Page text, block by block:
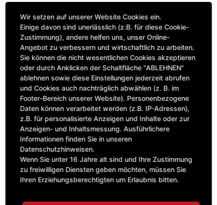
Verfügbar auf Anfrage (Swineshead)
WEITERE DEPOTS
Maschine auswählen, um Kompatibilität zu sehen
MASCHINE AUSWÄHLEN
CLICK & COLLECT
Bestellungen bei Deinem bevorzugten Standort abholen
STELLE EINE FRAGE
Wir setzen auf unserer Website Cookies ein.
Einige davon sind unerlässlich (z.B. für diese Cookie-
Zustimmung), andere helfen uns, unser Online-
Angebot zu verbessern und wirtschaftlich zu arbeiten.
Sie können die nicht wesentlichen Cookies akzeptieren
oder durch Anklicken der Schaltfläche "ABLEHNEN"
ablehnen sowie diese Einstellungen jederzeit abrufen
und Cookies auch nachträglich abwählen (z. B. im
Footer-Bereich unserer Website). Personenbezogene
Daten können verarbeitet werden (z.B. IP-Adressen),
z.B. für personalisierte Anzeigen und Inhalte oder zur
Anzeigen- und Inhaltsmessung. Ausführlichere
Informationen finden Sie in unseren
Datenschutzhinweisen.
Wenn Sie unter 16 Jahre alt sind und Ihre Zustimmung
zu freiwilligen Diensten geben möchten, müssen Sie
Ihren Erziehungsberechtigten um Erlaubnis bitten.